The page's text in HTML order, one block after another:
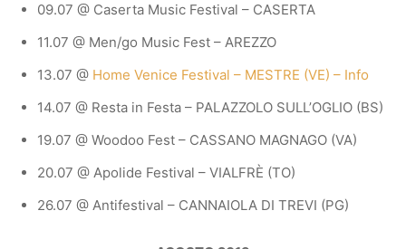
09.07 @ Caserta Music Festival – CASERTA
11.07 @ Men/go Music Fest – AREZZO
13.07 @ Home Venice Festival – MESTRE (VE) – Info
14.07 @ Resta in Festa – PALAZZOLO SULL’OGLIO (BS)
19.07 @ Woodoo Fest – CASSANO MAGNAGO (VA)
20.07 @ Apolide Festival – VIALFRÈ (TO)
26.07 @ Antifestival – CANNAIOLA DI TREVI (PG)